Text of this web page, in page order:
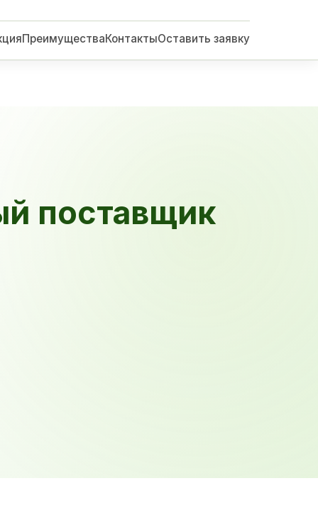
ПреимуществаКонтактыОставить заявку
поставщик